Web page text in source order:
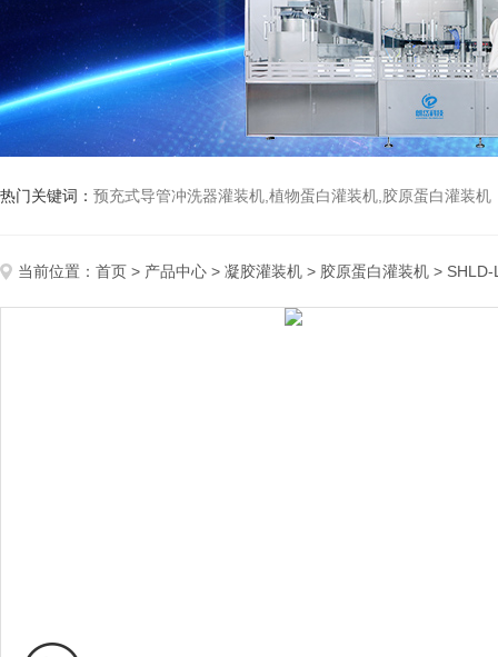
热门关键词： 预充式导管冲洗器灌装机,植物蛋白灌装机,胶原蛋白灌装机
当前位置： 首页 > 产品中心 > 凝胶灌装机 > 胶原蛋白灌装机 > SHLD-